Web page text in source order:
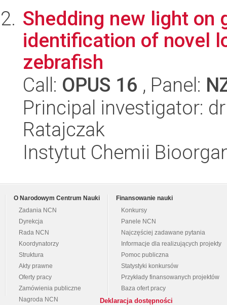
Shedding new light on
identification of novel
zebrafish
Call: OPUS 16 , Panel:
Principal investigator:
Ratajczak
Instytut Chemii
O Narodowym Centrum Nauki
Zadania NCN
Dyrekcja
Rada NCN
Koordynatorzy
Struktura
Akty prawne
Oferty pracy
Zamówienia publiczne
Nagroda NCN
Finansowanie nauki
Konkursy
Panele NCN
Najczęściej zadawane pytania
Informacje dla realizujących projekty
Pomoc publiczna
Statystyki konkursów
Przykłady finansowanych projektów
Baza ofert pracy
Deklaracja dostępności